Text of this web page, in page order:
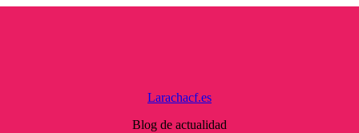
Larachacf.es
Blog de actualidad